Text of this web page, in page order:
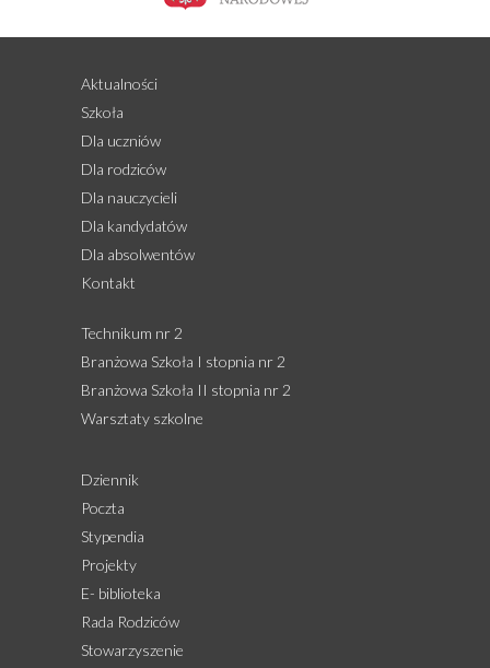
Aktualności
Szkoła
Dla uczniów
Dla rodziców
Dla nauczycieli
Dla kandydatów
Dla absolwentów
Kontakt
Technikum nr 2
Branżowa Szkoła I stopnia nr 2
Branżowa Szkoła II stopnia nr 2
Warsztaty szkolne
Dziennik
Poczta
Stypendia
Projekty
E- biblioteka
Rada Rodziców
Stowarzyszenie